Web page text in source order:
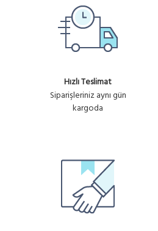
3
U1682
TEKNIK
Ürün No :
TEKNİK
Ürün No :
TEKNİK
Ürün No :
U1675
Ürün No :
Hızlı Teslimat
Siparişleriniz aynı gün
kargoda